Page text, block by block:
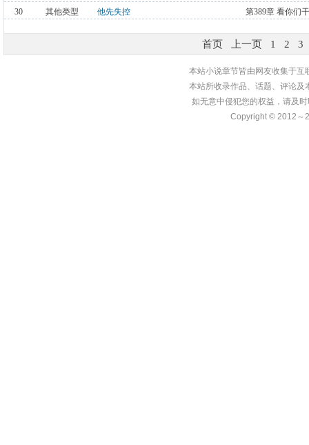
30
其他类型 他先失控 第389章 看你们
首页 上一页 1 2 3
本站小说章节皆由网友收集于互
本站所收录作品、话题、评论及
如无意中侵犯您的权益，请及
Copyright © 2012～